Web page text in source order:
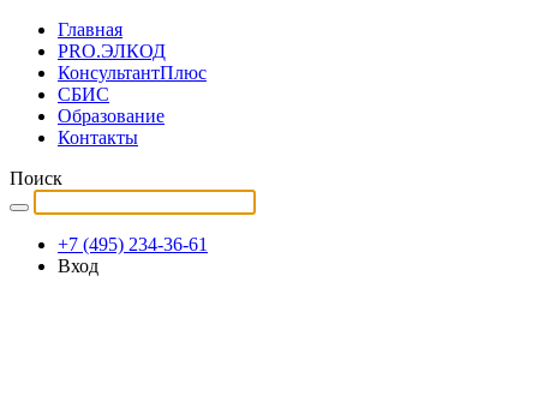
Главная
PRO.ЭЛКОД
КонсультантПлюс
СБИС
Образование
Контакты
Поиск
+7 (495) 234-36-61
Вход